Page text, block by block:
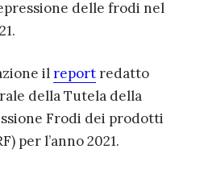
delle frodi nel
ilreport redatto
della Tutela della
Frodi dei prodotti
per l’anno 2021.